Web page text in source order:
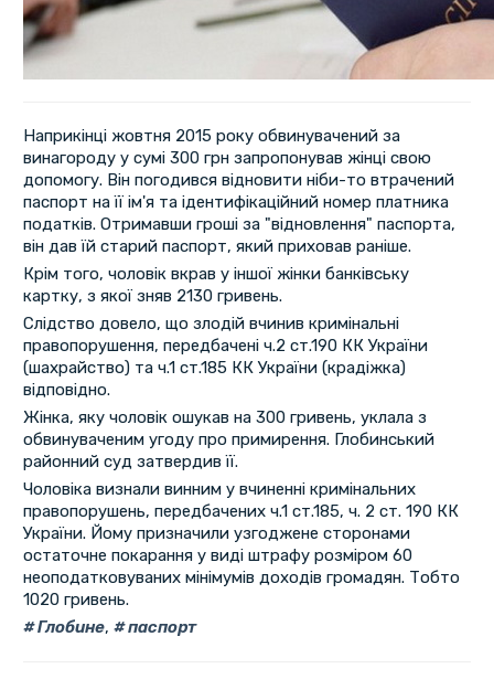
Наприкінці жовтня 2015 року обвинувачений за
винагороду у сумі 300 грн запропонував жінці свою
допомогу. Він погодився відновити ніби-то втрачений
паспорт на її ім'я та ідентифікаційний номер платника
податків. Отримавши гроші за "відновлення" паспорта,
він дав їй старий паспорт, який приховав раніше.
Крім того, чоловік вкрав у іншої жінки банківську
картку, з якої зняв 2130 гривень.
Слідство довело, що злодій вчинив кримінальні
правопорушення, передбачені ч.2 ст.190 КК України
(шахрайство) та ч.1 ст.185 КК України (крадіжка)
відповідно.
Жінка, яку чоловік ошукав на 300 гривень, уклала з
обвинуваченим угоду про примирення. Глобинський
районний суд затвердив її.
Чоловіка визнали винним у вчиненні кримінальних
правопорушень, передбачених ч.1 ст.185, ч. 2 ст. 190 КК
України. Йому призначили узгоджене сторонами
остаточне покарання у виді штрафу розміром 60
неоподатковуваних мінімумів доходів громадян. Тобто
1020 гривень.
Глобине, паспорт